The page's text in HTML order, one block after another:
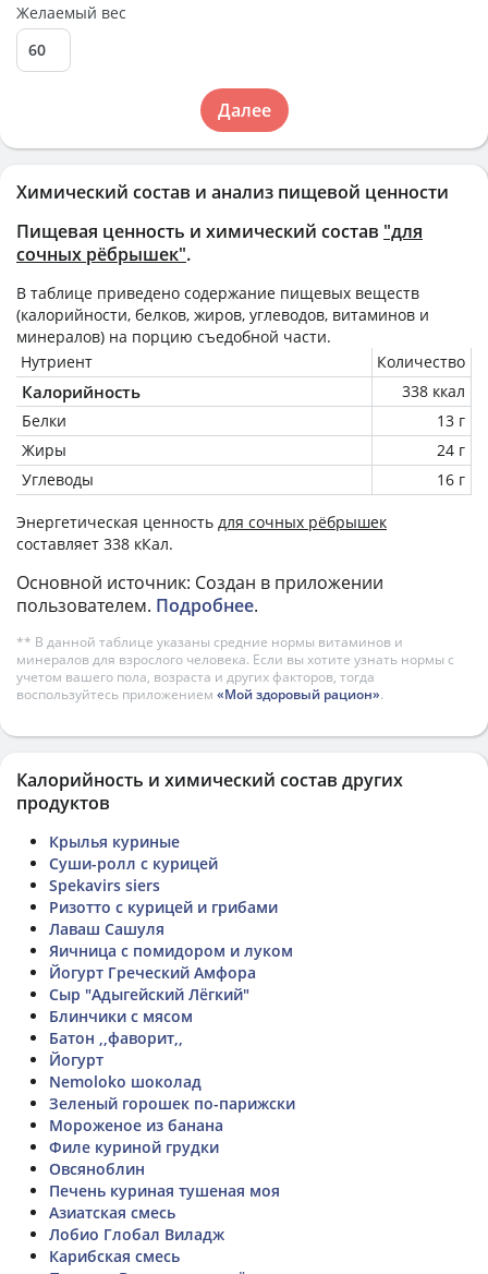
Химический состав и анализ пищевой ценности
Пищевая ценность и химический состав "для
сочных рёбрышек".
В таблице приведено содержание пищевых веществ
(калорийности, белков, жиров, углеводов, витаминов и
минералов) на порцию съедобной части.
Нутриент
Количество
Калорийность
338 ккал
Белки
13 г
Жиры
24 г
Углеводы
16 г
Энергетическая ценность для сочных рёбрышек
составляет 338 кКал.
Основной источник: Создан в приложении
пользователем. Подробнее.
** В данной таблице указаны средние нормы витаминов и
минералов для взрослого человека. Если вы хотите узнать нормы с
учетом вашего пола, возраста и других факторов, тогда
воспользуйтесь приложением «Мой здоровый рацион».
Желаемый вес
Далее
Калорийность и химический состав других
продуктов
Крылья куриные
Суши-ролл с курицей
Spekavirs siers
Ризотто с курицей и грибами
Лаваш Сашуля
Яичница с помидором и луком
Йогурт Греческий Амфора
Сыр "Адыгейский Лёгкий"
Блинчики с мясом
Батон ,,фаворит,,
Йогурт
Nemoloko шоколад
Зеленый горошек по-парижски
Мороженое из банана
Филе куриной грудки
Овсяноблин
Печень куриная тушеная моя
Азиатская смесь
Лобио Глобал Виладж
Карибская смесь